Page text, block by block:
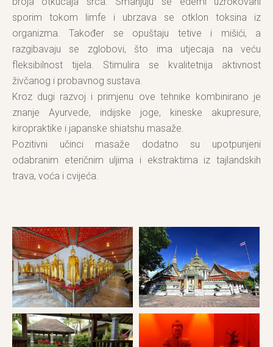
sporim tokom limfe i ubrzava se otklon toksina iz
organizma. Također se opuštaju tetive i mišići, a
razgibavaju se zglobovi, što ima utjecaja na veću
fleksibilnost tijela. Stimulira se kvalitetnija aktivnost
živčanog i probavnog sustava.
Kroz dugi razvoj i primjenu ove tehnike kombinirano je
znanje Ayurvede, indijske joge, kineske akupresure,
kiropraktike i japanske shiatshu masaže.
Pozitivni učinci masaže dodatno su upotpunjeni
odabranim eteričnim uljima i ekstraktima iz tajlandskih
trava, voća i cvijeća.